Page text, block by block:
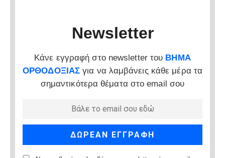
Newsletter
Κάνε εγγραφή στο newsletter του ΒΗΜΑ
ΟΡΘΟΔΟΞΙΑΣ για να λαμβάνεις κάθε μέρα τα
σημαντικότερα θέματα στο email σου